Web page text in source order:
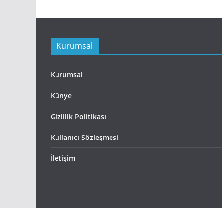
Kurumsal
Kurumsal
Künye
Gizlilik Politikası
Kullanıcı Sözleşmesi
İletişim